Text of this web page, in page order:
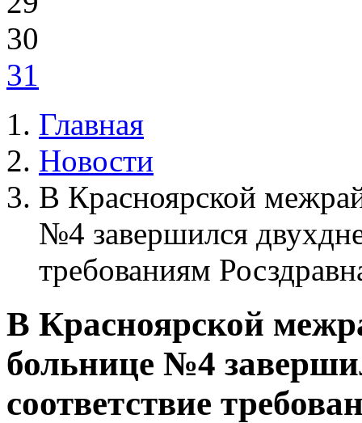
30
31
Главная
Новости
В Красноярской
№4 завершился
требованиям
В Красноярской
больнице №4
соответствие